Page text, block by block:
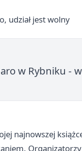
udział jest wolny
w Rybniku -
najnowszej